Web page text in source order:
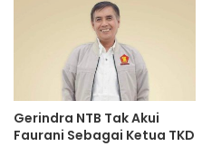
Gerindra NTB Tak Akui
Faurani Sebagai Ketua TKD